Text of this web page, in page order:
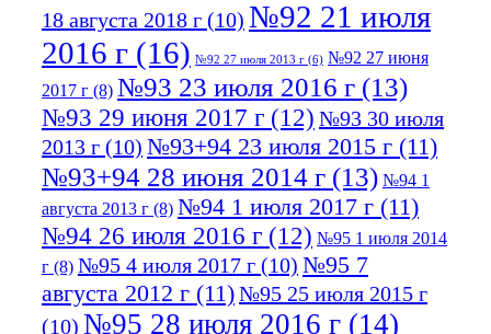
18 августа 2018 г (10) №92 21 июля
2016 г (16) №92 27 июля 2013 г (6) №92 27 июня
2017 г (8) №93 23 июля 2016 г (13)
№93 29 июня 2017 г (12) №93 30 июля
2013 г (10) №93+94 23 июля 2015 г (11)
№93+94 28 июня 2014 г (13) №94 1
августа 2013 г (8) №94 1 июля 2017 г (11)
№94 26 июля 2016 г (12) №95 1 июля 2014
г (8) №95 4 июля 2017 г (10) №95 7
августа 2012 г (11)№95 25 июля 2015 г
(10) №95 28 июля 2016 г (14)